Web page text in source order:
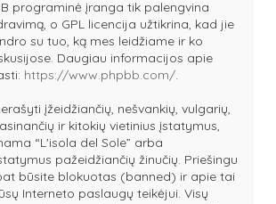
programinė įranga tik palengvina
o GPL licencija užtikrina, kad jie
su tuo, ką mes leidžiame ir ko
Daugiau informacijos apie
https://www.phpbb.com/.
įžeidžiančių, nešvankių, vulgarių,
ir kitokių vietinius įstatymus,
“L'isola del Sole” arba
pažeidžiančių žinučių. Priešingu
būsite blokuotas (banned) ir apie tai
Interneto paslaugų teikėjui. Visų